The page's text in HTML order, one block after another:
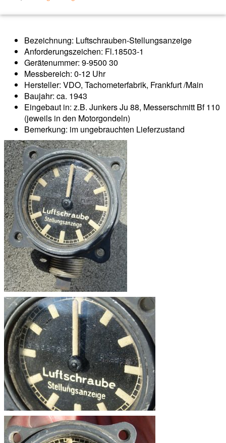
Bezeichnung: Luftschrauben-Stellungsanzeige
Anforderungszeichen: Fl.18503-1
Gerätenummer: 9-9500 30
Messbereich: 0-12 Uhr
Hersteller: VDO, Tachometerfabrik, Frankfurt /Main
Baujahr: ca. 1943
Eingebaut in: z.B. Junkers Ju 88, Messerschmitt Bf 110
(jeweils in den Motorgondeln)
Bemerkung: im ungebrauchten Lieferzustand